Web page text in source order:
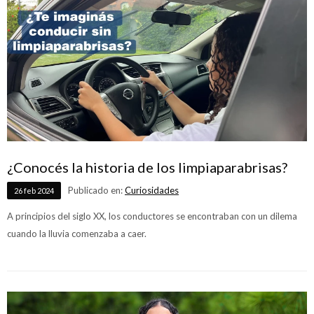
¿Conocés la historia de los limpiaparabrisas?
26feb 2024 Publicado en:Curiosidades
A principios del siglo XX, los conductores se encontraban con un dilema
cuando la lluvia comenzaba a caer.